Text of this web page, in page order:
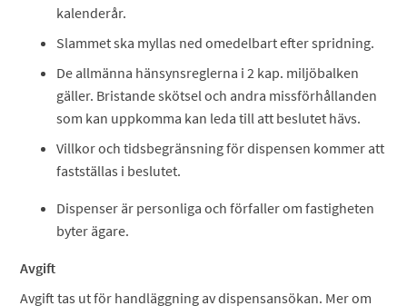
kalenderår.
Slammet ska myllas ned omedelbart efter spridning.
De allmänna hänsynsreglerna i 2 kap. miljöbalken
gäller. Bristande skötsel och andra missförhållanden
som kan uppkomma kan leda till att beslutet hävs.
Villkor och tidsbegränsning för dispensen kommer att
fastställas i beslutet.
Dispenser är personliga och förfaller om fastigheten
byter ägare.
Avgift
Avgift tas ut för handläggning av dispensansökan. Mer om